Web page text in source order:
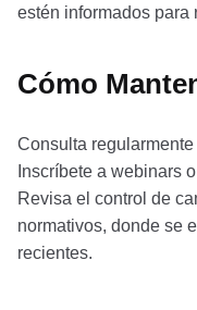
estén informados para
Cómo
Consulta
Inscríbete a webinars
Revisa el control de
normativos, donde se
recientes.